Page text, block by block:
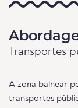
Transportes
A zona balnear
transportes